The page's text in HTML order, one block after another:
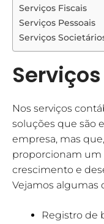
Serviços Fiscais
Serviços Pessoais
Serviços
Nos serviços
soluções que são
empresa, mas
proporcionam um
crescimento e
Vejamos algumas
Registro de